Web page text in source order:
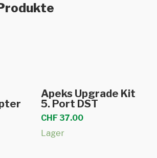
In den Warenkorb
Apeks Upgrade Kit
5. Port DST
CHF37.00
Lager